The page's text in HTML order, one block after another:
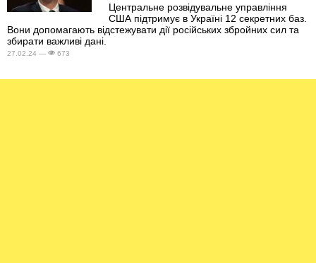
Центральне розвідувальне управління
США підтримує в Україні 12 секретних баз.
Вони допомагають відстежувати дії російських збройних сил та
збирати важливі дані.
27.02.24 — 673